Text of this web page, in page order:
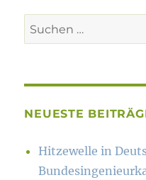
Suchen
nach:
NEUESTE
Hitzewelle in